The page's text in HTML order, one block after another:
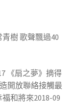
青樹 歌聲飄過40
《扇之夢》摘得
開放聯絡接觸最
和將來2018-09